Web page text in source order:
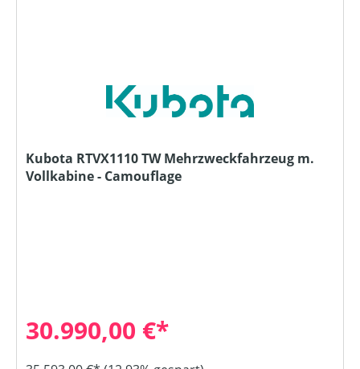
Kubota RTVX1110 TW Mehrzweckfahrzeug m.
Vollkabine - Camouflage
30.990,00 €*